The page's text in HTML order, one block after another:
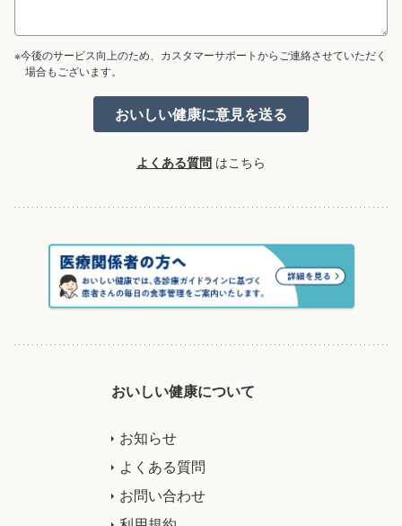
※今後のサービス向上のため、カスタマーサポートからご連絡させていただく
場合もございます。
よくある質問 はこちら
おいしい健康について
お知らせ
よくある質問
お問い合わせ